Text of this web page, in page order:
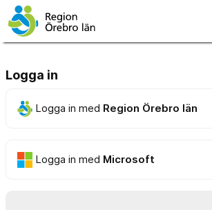
Logga in
Logga in med Region Örebro län
Logga in med Microsoft